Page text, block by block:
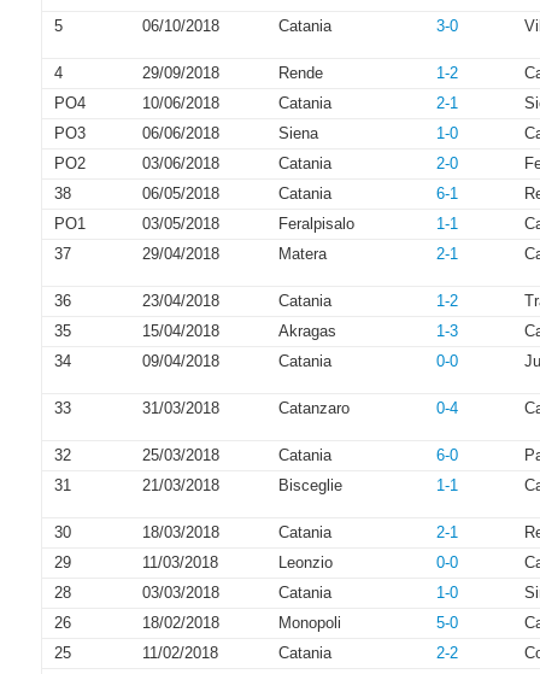
5 06/10/2018 Catania 3-0
4 29/09/2018 Rende 1-2
PO4
10/06/2018 Catania 2-1
PO3
06/06/2018 Siena 1-0
PO2
03/06/2018 Catania 2-0
38
06/05/2018 Catania 6-1
PO1
03/05/2018 Feralpisalo 1-1
37
29/04/2018 Matera 2-1
36 23/04/2018 Catania 1-2
35
15/04/2018 Akragas 1-3
34
09/04/2018 Catania 0-0
33 31/03/2018 Catanzaro 0-4
32 25/03/2018 Catania 6-0
31
21/03/2018 Bisceglie 1-1
30 18/03/2018 Catania 2-1
29
11/03/2018 Leonzio 0-0
28
03/03/2018 Catania 1-0
26
18/02/2018 Monopoli 5-0
25
11/02/2018 Catania 2-2